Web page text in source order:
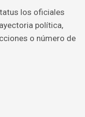
los oficiales
política,
o número de